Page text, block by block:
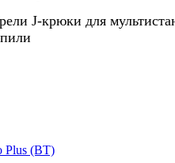
J-крюки для